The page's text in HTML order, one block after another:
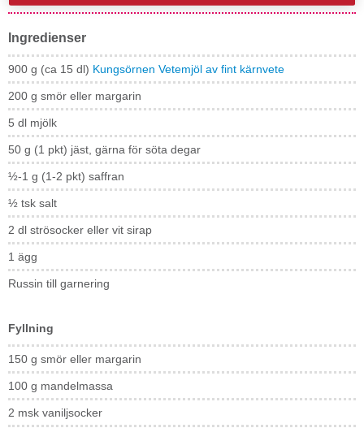
Ingredienser
900 g (ca 15 dl) Kungsörnen Vetemjöl av fint kärnvete
200 g smör eller margarin
5 dl mjölk
50 g (1 pkt) jäst, gärna för söta degar
½-1 g (1-2 pkt) saffran
½ tsk salt
2 dl strösocker eller vit sirap
1 ägg
Russin till garnering
Fyllning
150 g smör eller margarin
100 g mandelmassa
2 msk vaniljsocker